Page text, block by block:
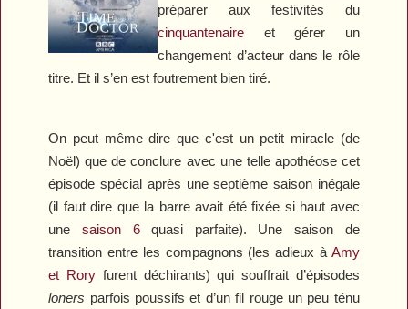
préparer aux festivités du
cinquantenaire et gérer un
changement d’acteur dans le rôle
titre. Et il s’en est foutrement bien tiré.
On peut même dire que c'est un petit miracle (de
Noël) que de conclure avec une telle apothéose cet
épisode spécial après une septième saison inégale
(il faut dire que la barre avait été fixée si haut avec
une saison 6quasi parfaite). Une saison de
transition entre les compagnons (les adieux à Amy
et Rory furent déchirants) qui souffrait d’épisodes
loners parfois poussifs et d’un fil rouge un peu ténu